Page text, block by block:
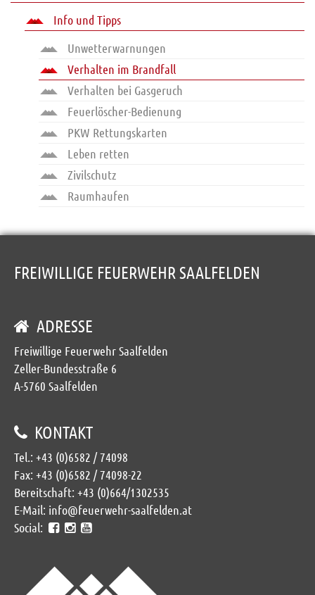
Info und Tipps
Unwetterwarnungen
Verhalten im Brandfall
Verhalten bei Gasgeruch
Feuerlöscher-Bedienung
PKW Rettungskarten
Leben retten
Zivilschutz
Raumhaufen
FREIWILLIGE FEUERWEHR SAALFELDEN
ADRESSE
Freiwillige Feuerwehr Saalfelden
Zeller-Bundesstraße 6
A-5760 Saalfelden
KONTAKT
Tel.: +43 (0)6582 / 74098
Fax: +43 (0)6582 / 74098-22
Bereitschaft: +43 (0)664/1302535
E-Mail: info@feuerwehr-saalfelden.at
Social: